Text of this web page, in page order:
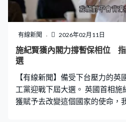
有線新聞 2026年02月11日
施紀賢獲內閣力撐暫保相位
選
【有線新聞】備受下台壓力的
工黨迎戰下屆大選。 英國首相
獲賦予去改變這個國家的使命，